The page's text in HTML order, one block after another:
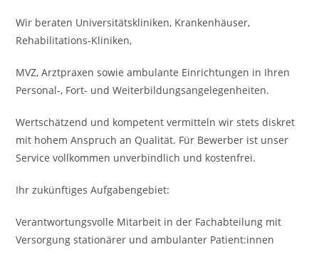
Wir beraten Universitätskliniken, Krankenhäuser,
Rehabilitations-Kliniken,
MVZ, Arztpraxen sowie ambulante Einrichtungen in Ihren
Personal-, Fort- und Weiterbildungsangelegenheiten.
Wertschätzend und kompetent vermitteln wir stets diskret
mit hohem Anspruch an Qualität. Für Bewerber ist unser
Service vollkommen unverbindlich und kostenfrei.
Ihr zukünftiges Aufgabengebiet:
Verantwortungsvolle Mitarbeit in der Fachabteilung mit
Versorgung stationärer und ambulanter Patient:innen